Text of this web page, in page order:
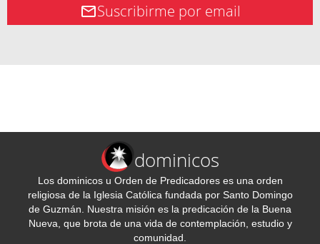
Suscribirme por email
dominicos
Los dominicos u Orden de Predicadores es una orden
religiosa de la Iglesia Católica fundada por Santo Domingo
de Guzmán. Nuestra misión es la predicación de la Buena
Nueva, que brota de una vida de contemplación, estudio y
comunidad.